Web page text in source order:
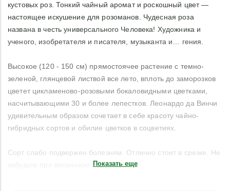
кустовых роз. Тонкий чайный аромат и роскошный цвет —
настоящее искушение для розоманов. Чудесная роза
названа в честь универсального Человека! Художника и
ученого, изобретателя и писателя, музыканта и… гения.
Высокое (120 - 150 см) прямостоячее растение с темно-
зеленой, глянцевой листвой все лето, вплоть до заморозков
цветет цикламеново-розовыми бокаловидными цветками,
насчитывающими 30 и более лепестков. Леонардо да Винчи
удивительным образом сочетает в себе красоту чайно-
гибридных сортов и обилие цветков в соцветиях.
Сорт слабо подвержен болезням. Отлично стоит в срезке. Не
забудьте про весеннюю обрезку!
Показать еще